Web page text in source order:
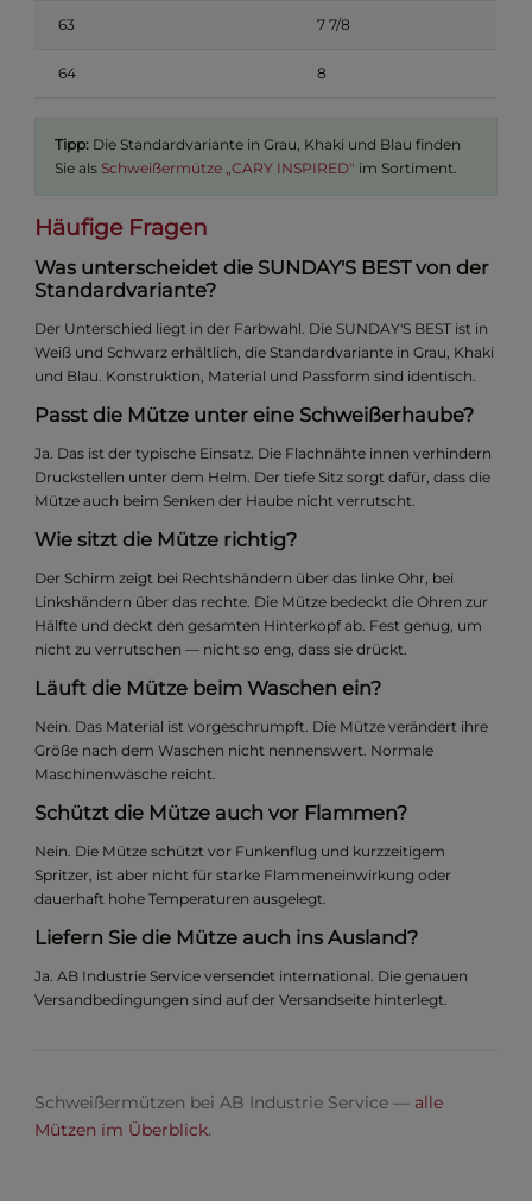
63 7 7/8
64 8
Tipp: Die Standardvariante in Grau, Khaki und Blau finden
Sie als Schweißermütze „CARY INSPIRED" im Sortiment.
Häufige Fragen
Was unterscheidet die SUNDAY'S BEST von der
Standardvariante?
Der Unterschied liegt in der Farbwahl. Die SUNDAY'S BEST ist in
Weiß und Schwarz erhältlich, die Standardvariante in Grau, Khaki
und Blau. Konstruktion, Material und Passform sind identisch.
Passt die Mütze unter eine Schweißerhaube?
Ja. Das ist der typische Einsatz. Die Flachnähte innen verhindern
Druckstellen unter dem Helm. Der tiefe Sitz sorgt dafür, dass die
Mütze auch beim Senken der Haube nicht verrutscht.
Wie sitzt die Mütze richtig?
Der Schirm zeigt bei Rechtshändern über das linke Ohr, bei
Linkshändern über das rechte. Die Mütze bedeckt die Ohren zur
Hälfte und deckt den gesamten Hinterkopf ab. Fest genug, um
nicht zu verrutschen — nicht so eng, dass sie drückt.
Läuft die Mütze beim Waschen ein?
Nein. Das Material ist vorgeschrumpft. Die Mütze verändert ihre
Größe nach dem Waschen nicht nennenswert. Normale
Maschinenwäsche reicht.
Schützt die Mütze auch vor Flammen?
Nein. Die Mütze schützt vor Funkenflug und kurzzeitigem
Spritzer, ist aber nicht für starke Flammeneinwirkung oder
dauerhaft hohe Temperaturen ausgelegt.
Liefern Sie die Mütze auch ins Ausland?
Ja. AB Industrie Service versendet international. Die genauen
Versandbedingungen sind auf der Versandseite hinterlegt.
Schweißermützen bei AB Industrie Service — alle
Mützen im Überblick.